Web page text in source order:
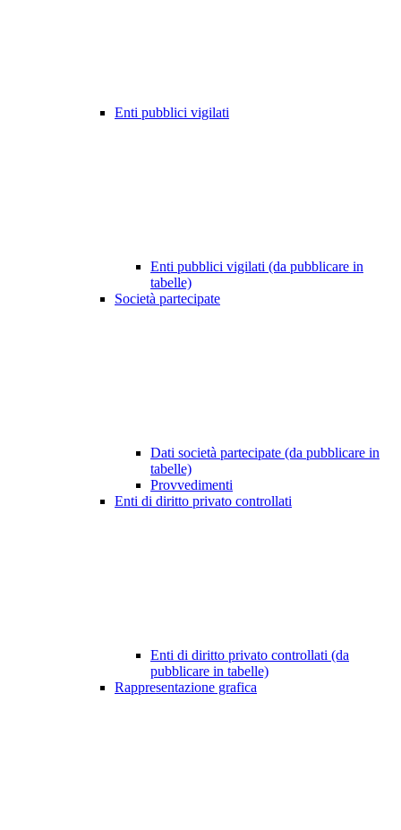
Enti pubblici vigilati
Enti pubblici vigilati (da pubblicare in
tabelle)
Società partecipate
Dati società partecipate (da pubblicare in
tabelle)
Provvedimenti
Enti di diritto privato controllati
Enti di diritto privato controllati (da
pubblicare in tabelle)
Rappresentazione grafica